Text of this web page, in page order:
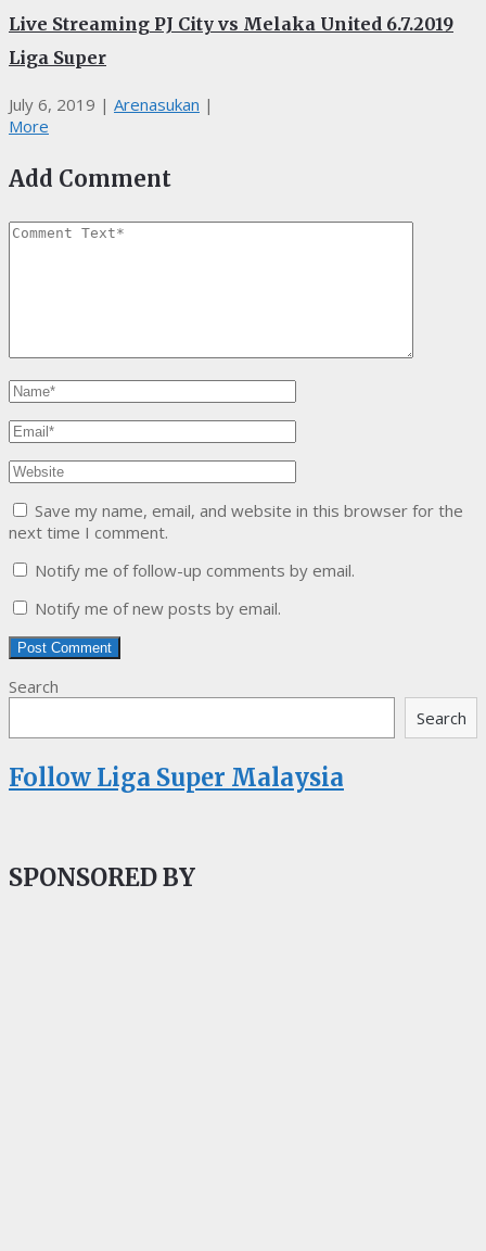
Live Streaming PJ City vs Melaka United 6.7.2019
Liga Super
July 6, 2019 | Arenasukan |
More
Add Comment
Save my name, email, and website in this browser for the
next time I comment.
Notify me of follow-up comments by email.
Notify me of new posts by email.
Search
Search
Follow Liga Super Malaysia
SPONSORED BY